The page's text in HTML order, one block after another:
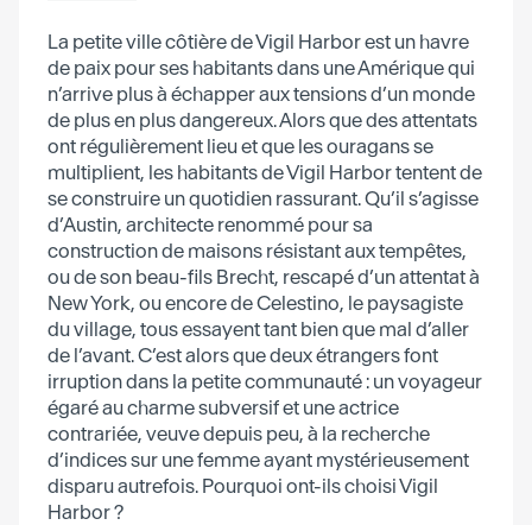
La petite ville côtière de Vigil Harbor est un havre
de paix pour ses habitants dans une Amérique qui
n’arrive plus à échapper aux tensions d’un monde
de plus en plus dangereux. Alors que des attentats
ont régulièrement lieu et que les ouragans se
multiplient, les habitants de Vigil Harbor tentent de
se construire un quotidien rassurant. Qu’il s’agisse
d’Austin, architecte renommé pour sa
construction de maisons résistant aux tempêtes,
ou de son beau-fils Brecht, rescapé d’un attentat à
New York, ou encore de Celestino, le paysagiste
du village, tous essayent tant bien que mal d’aller
de l’avant. C’est alors que deux étrangers font
irruption dans la petite communauté : un voyageur
égaré au charme subversif et une actrice
contrariée, veuve depuis peu, à la recherche
d’indices sur une femme ayant mystérieusement
disparu autrefois. Pourquoi ont-ils choisi Vigil
Harbor ?